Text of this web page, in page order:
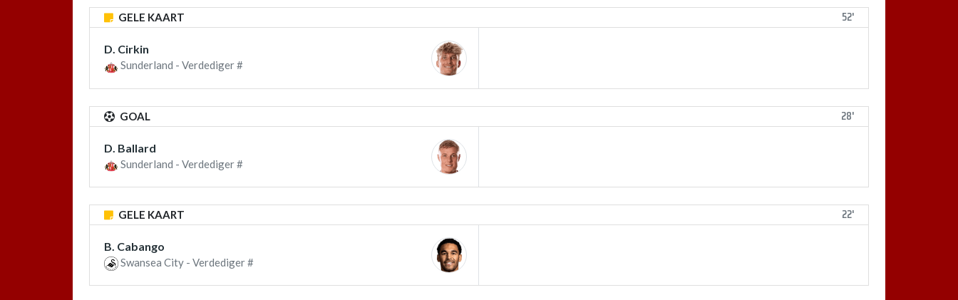
GELE KAART 52'
D. Cirkin
Sunderland - Verdediger #
GOAL 28'
D. Ballard
Sunderland - Verdediger #
GELE KAART 22'
B. Cabango
Swansea City - Verdediger #